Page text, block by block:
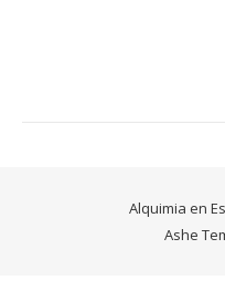
Alquimia en
Ashe